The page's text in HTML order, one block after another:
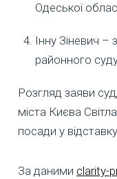
Одеської
Інну Зіневич –
районного
Розгляд заяви
міста Києва
посади у
За даними clarity-